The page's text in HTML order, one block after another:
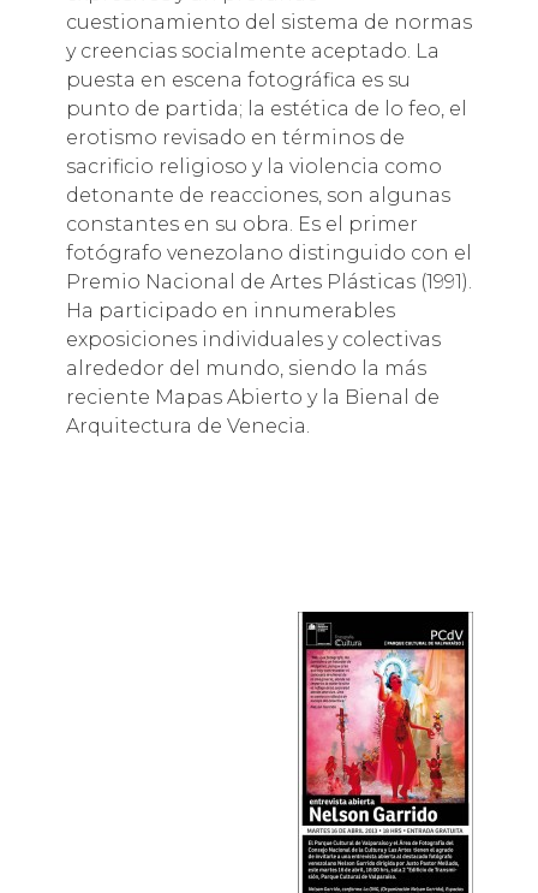
cuestionamiento del sistema de normas
y creencias socialmente aceptado. La
puesta en escena fotográfica es su
punto de partida; la estética de lo feo, el
erotismo revisado en términos de
sacrificio religioso y la violencia como
detonante de reacciones, son algunas
constantes en su obra. Es el primer
fotógrafo venezolano distinguido con el
Premio Nacional de Artes Plásticas (1991).
Ha participado en innumerables
exposiciones individuales y colectivas
alrededor del mundo, siendo la más
reciente Mapas Abierto y la Bienal de
Arquitectura de Venecia.